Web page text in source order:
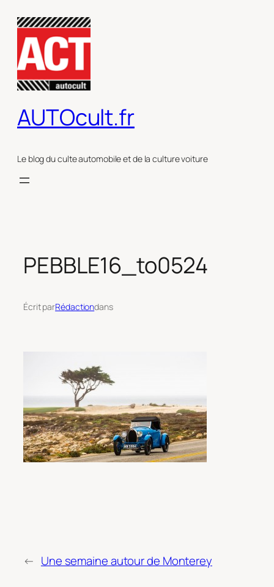
contenu
AUTOcult.fr
Le blog du culte automobile et de la culture voiture
PEBBLE16_to0524
Écrit parRédactiondans
← Une semaine autour de Monterey